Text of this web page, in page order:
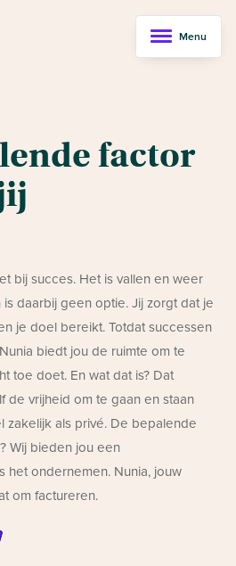
Menu
factor
bij succes. Het is vallen en weer
daarbij geen optie. Jij zorgt dat je
je doel bereikt. Totdat successen
biedt jou de ruimte om te
toe doet. En wat dat is? Dat
de vrijheid om te gaan en staan
zakelijk als privé. De bepalende
Wij bieden jou een
het ondernemen. Nunia, jouw
om factureren.